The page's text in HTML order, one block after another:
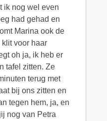
ik nog wel even
had gehad en
Marina ook de
voor haar
oh ja, ik heb er
tafel zitten. Ze
terug met
bij ons zitten en
tegen hem, ja, en
nog van Petra